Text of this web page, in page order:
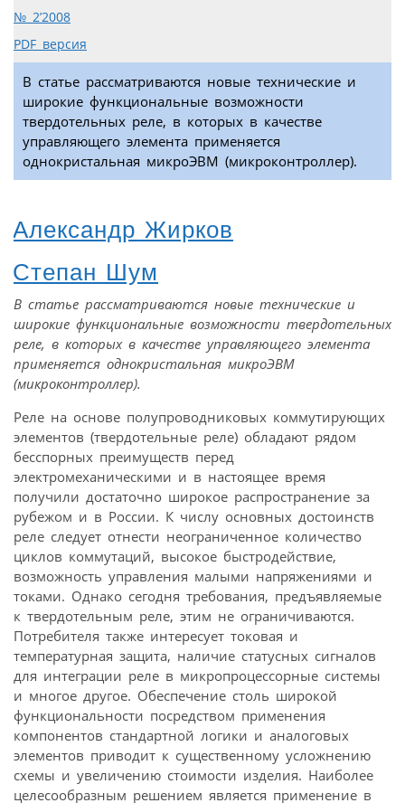
№ 2’2008
PDF версия
В статье рассматриваются новые технические и
широкие функциональные возможности
твердотельных реле, в которых в качестве
управляющего элемента применяется
однокристальная микроЭВМ (микроконтроллер).
Александр Жирков
Степан Шум
В статье рассматриваются новые технические и
широкие функциональные возможности твердотельных
реле, в которых в качестве управляющего элемента
применяется однокристальная микроЭВМ
(микроконтроллер).
Реле на основе полупроводниковых коммутирующих
элементов (твердотельные реле) обладают рядом
бесспорных преимуществ перед
электромеханическими и в настоящее время
получили достаточно широкое распространение за
рубежом и в России. К числу основных достоинств
реле следует отнести неограниченное количество
циклов коммутаций, высокое быстродействие,
возможность управления малыми напряжениями и
токами. Однако сегодня требования, предъявляемые
к твердотельным реле, этим не ограничиваются.
Потребителя также интересует токовая и
температурная защита, наличие статусных сигналов
для интеграции реле в микропроцессорные системы
и многое другое. Обеспечение столь широкой
функциональности посредством применения
компонентов стандартной логики и аналоговых
элементов приводит к существенному усложнению
схемы и увеличению стоимости изделия. Наиболее
целесообразным решением является применение в